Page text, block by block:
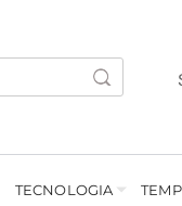
TECNOLOGIA